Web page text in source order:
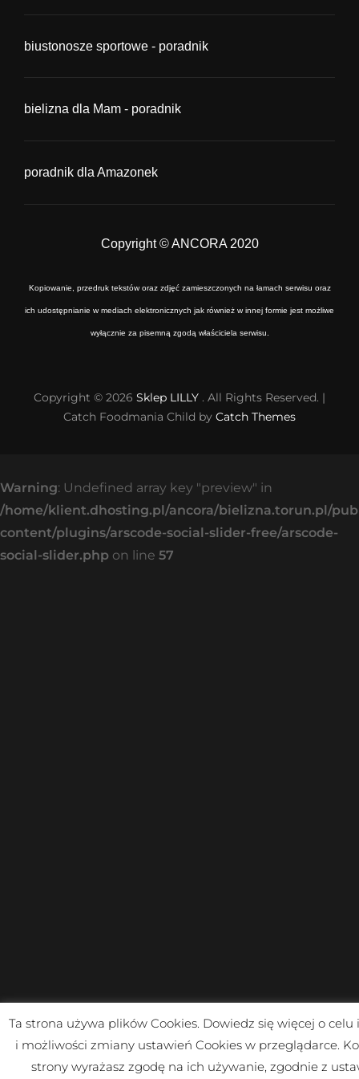
biustonosze sportowe - poradnik
bielizna dla Mam - poradnik
poradnik dla Amazonek
Copyright © ANCORA 2020
Kopiowanie, przedruk tekstów oraz zdjęć zamieszczonych na łamach serwisu oraz
ich udostępnianie w mediach elektronicznych jak również w innej formie jest możliwe
wyłącznie za pisemną zgodą właściciela serwisu.
Copyright © 2026 Sklep LILLY . All Rights Reserved. |
Catch Foodmania Child by Catch Themes
Warning: Undefined array key "preview" in
/home/klient.dhosting.pl/ancora/bielizna.torun.pl/
content/plugins/arscode-social-slider-free/arscode-
social-slider.php on line 57
Ta strona używa plików Cookies. Dowiedz się więcej o celu
i możliwości zmiany ustawień Cookies w przeglądarce.
strony wyrażasz zgodę na ich używanie, zgodnie z